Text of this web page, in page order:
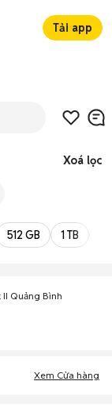
Tải app
Xoá lọc
512 GB 1 TB
II Quảng Bình
Xem Cửa hàng